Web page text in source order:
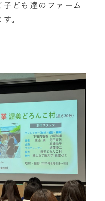
子ども達のファーム
。